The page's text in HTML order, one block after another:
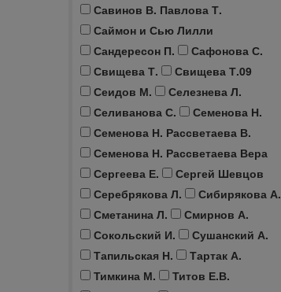
Савинов В. Павлова Т.
Саймон и Сью Лилли
Сандересон П.
Сафонова С.
Свищева Т.
Свищева Т.09
Сеидов М.
Селезнева Л.
Селиванова С.
Семенова Н.
Семенова Н. Рассветаева В.
Семенова Н. Рассветаева Вера
Сергеева Е.
Сергей Шевцов
Серебрякова Л.
Сибирякова А.
Сметанина Л.
Смирнов А.
Сокольский И.
Сушанский А.
Тапильская Н.
Тартак А.
Тимкина М.
Титов Е.В.